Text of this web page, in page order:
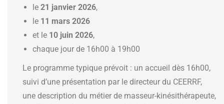
le 21 janvier 2026,
le 11 mars 2026
et le 10 juin 2026,
chaque jour de 16h00 à 19h00
Le programme typique prévoit : un accueil dès 16h00,
suivi d’une présentation par le directeur du CEERRF,
une description du métier de masseur-kinésithérapeute,